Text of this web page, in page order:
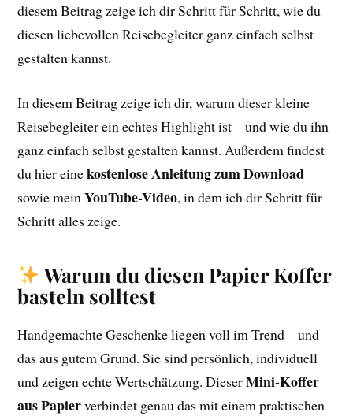
diesem Beitrag zeige ich dir Schritt für Schritt, wie du
diesen liebevollen Reisebegleiter ganz einfach selbst
gestalten kannst.
In diesem Beitrag zeige ich dir, warum dieser kleine
Reisebegleiter ein echtes Highlight ist – und wie du ihn
ganz einfach selbst gestalten kannst. Außerdem findest
du hier einekostenlose Anleitung zum Download
sowie meinYouTube-Video, in dem ich dir Schritt für
Schritt alles zeige.
Warum du diesen Papier Koffer
basteln solltest
Handgemachte Geschenke liegen voll im Trend – und
das aus gutem Grund. Sie sind persönlich, individuell
und zeigen echte Wertschätzung. DieserMini-Koffer
aus Papierverbindet genau das mit einem praktischen